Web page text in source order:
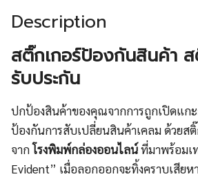
Description
สติ๊กเกอร์ป้องกันสินค้า
รับประกัน
ปกป้องสินค้าของคุณจากการถูกเปิดแก
ป้องกันการสับเปลี่ยนสินค้าเคลม ด้วยส
จากโรงพิมพ์กล่องออนไลน์ที่มาพร้อมเ
Evident” เมื่อลอกออกจะทิ้งคราบเสียห